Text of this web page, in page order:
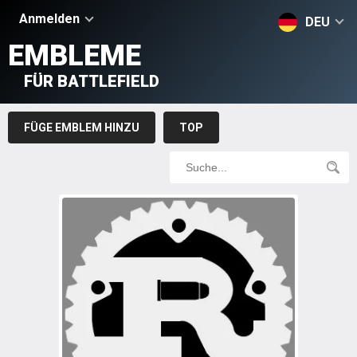
Anmelden DEU
EMBLEME
FÜR BATTLEFIELD
FÜGE EMBLEM HINZU TOP